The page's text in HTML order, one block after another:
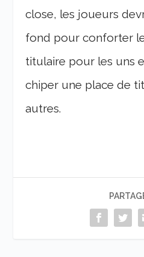
close, les joueurs
fond pour conforter
titulaire pour les uns
chiper une place de
autres.